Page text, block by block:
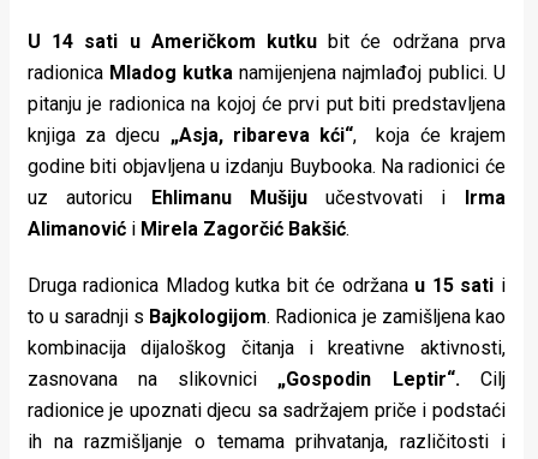
U 14 sati u Američkom kutkubit će održana prva
radionica Mladog kutka namijenjena najmlađoj publici. U
pitanju je radionica na kojoj će prvi put biti predstavljena
knjiga za djecu „Asja, ribareva kći“, koja će krajem
godine biti objavljena u izdanju Buybooka. Na radionici će
uz autoricu Ehlimanu Mušijuučestvovati i Irma
Alimanović i Mirela Zagorčić Bakšić.
Druga radionica Mladog kutka bit će održana u 15 sati i
to u saradnji s Bajkologijom. Radionica je zamišljena kao
kombinacija dijaloškog čitanja i kreativne aktivnosti,
zasnovana na slikovnici „Gospodin Leptir“. Cilj
radionice je upoznati djecu sa sadržajem priče i podstaći
ih na razmišljanje o temama prihvatanja, različitosti i